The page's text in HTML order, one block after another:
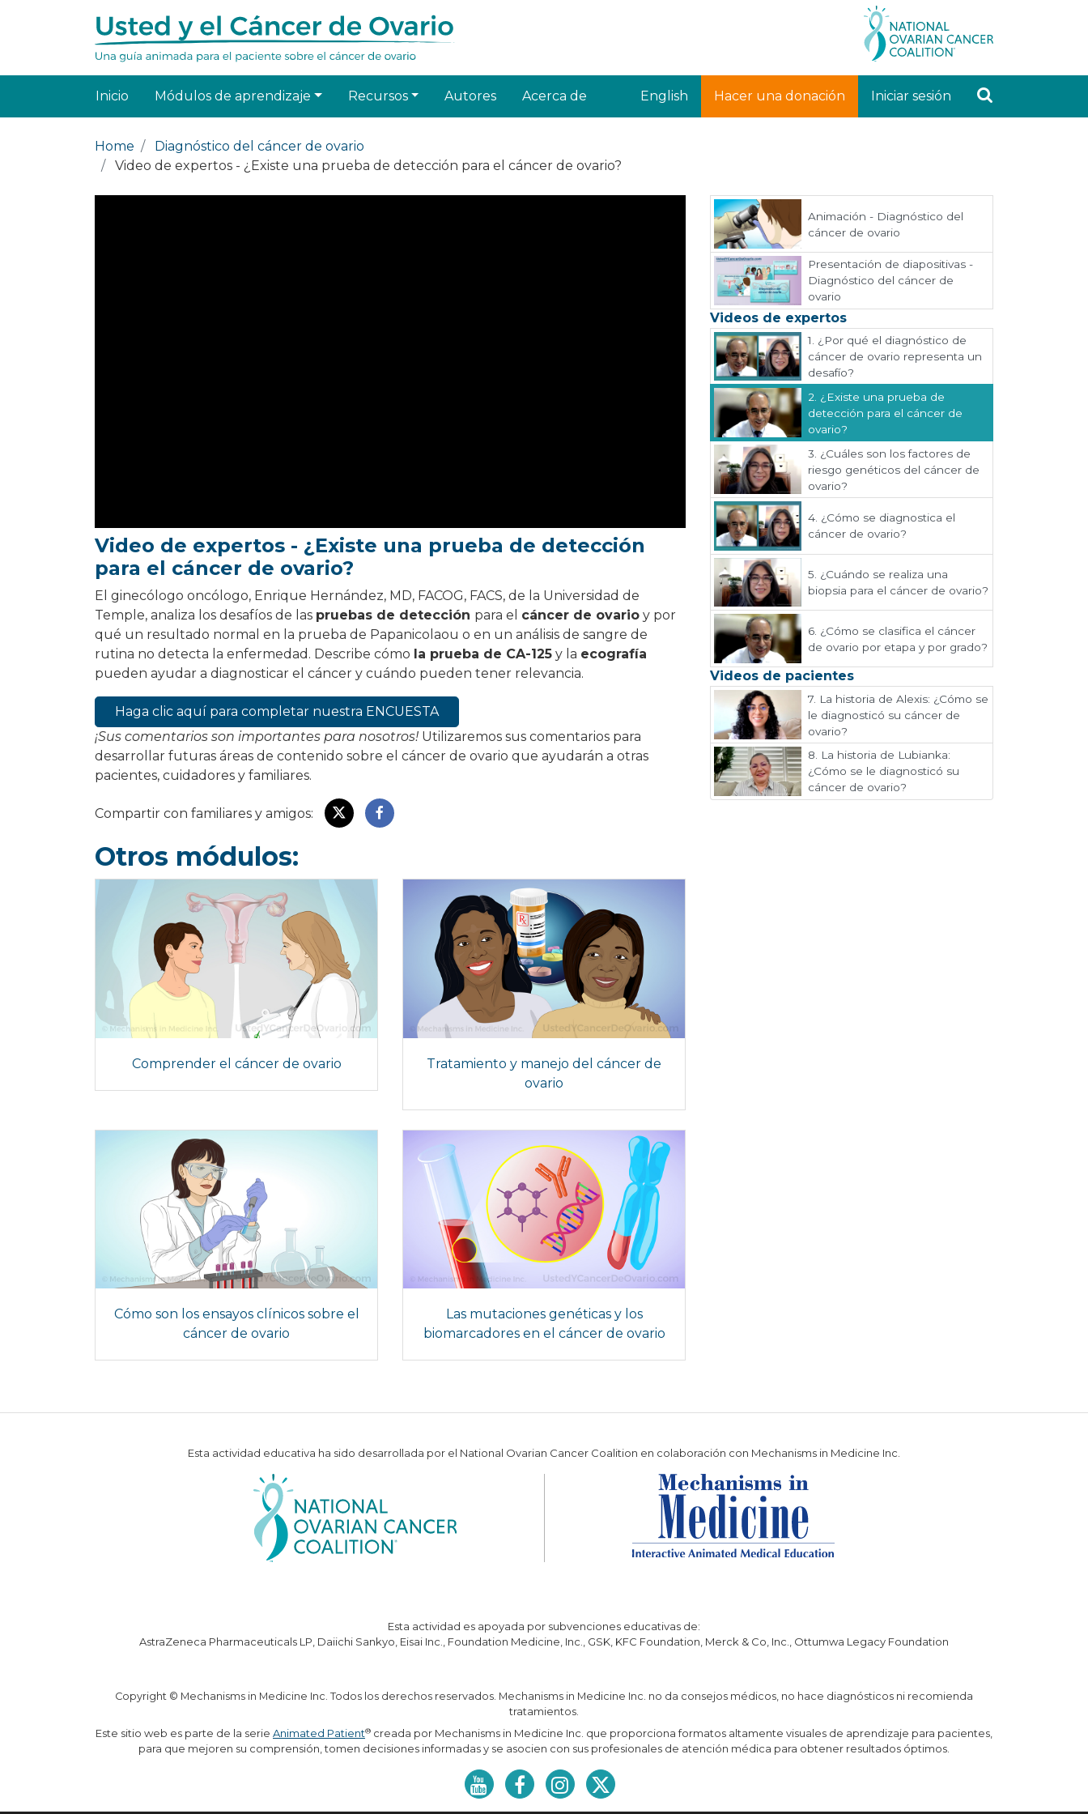
Inicio Módulos de aprendizaje Recursos Autores Acerca de English Hacer una donación Iniciar sesión
Home
Diagnóstico del cáncer de ovario
Video de expertos - ¿Existe una prueba de detección para el cáncer de ovario?
Animación - Diagnóstico del
cáncer de ovario
Presentación de diapositivas -
Diagnóstico del cáncer de
ovario
Videos de expertos
1.
¿Por qué el diagnóstico de
cáncer de ovario representa un
desafío?
2. ¿Existe una prueba de
detección para el cáncer de
ovario?
3. ¿Cuáles son los factores de
riesgo genéticos del cáncer de
ovario?
4. ¿Cómo se diagnostica el
cáncer de ovario?
5. ¿Cuándo se realiza una
biopsia para el cáncer de ovario?
6. ¿Cómo se clasifica el cáncer
de ovario por etapa y por grado?
Videos de pacientes
7. La historia de Alexis: ¿Cómo se
le diagnosticó su cáncer de
ovario?
8. La historia de Lubianka:
¿Cómo se le diagnosticó su
cáncer de ovario?
Video de expertos - ¿Existe una prueba de detección
para el cáncer de ovario?
El ginecólogo oncólogo, Enrique Hernández, MD, FACOG, FACS, de la Universidad de
Temple, analiza los desafíos de las pruebas de detección para el cáncer de ovario y por
qué un resultado normal en la prueba de Papanicolaou o en un análisis de sangre de
rutina no detecta la enfermedad. Describe cómo la prueba de CA-125 y la ecografía
pueden ayudar a diagnosticar el cáncer y cuándo pueden tener relevancia.
Haga clic aquí para completar nuestra ENCUESTA
¡Sus comentarios son importantes para nosotros! Utilizaremos sus comentarios para
desarrollar futuras áreas de contenido sobre el cáncer de ovario que ayudarán a otras
pacientes, cuidadores y familiares.
Compartir con familiares y amigos:
Otros módulos:
Comprender el cáncer de ovario
Tratamiento y manejo del cáncer de
ovario
Cómo son los ensayos clínicos sobre el
cáncer de ovario
Las mutaciones genéticas y los
biomarcadores en el cáncer de ovario
Esta actividad educativa ha sido desarrollada por el National Ovarian Cancer Coalition en colaboración con Mechanisms in Medicine Inc.
Esta actividad es apoyada por subvenciones educativas de:
AstraZeneca Pharmaceuticals LP, Daiichi Sankyo, Eisai Inc., Foundation Medicine, Inc., GSK, KFC Foundation, Merck & Co, Inc., Ottumwa Legacy Foundation
Copyright © Mechanisms in Medicine Inc. Todos los derechos reservados. Mechanisms in Medicine Inc. no da consejos médicos, no hace diagnósticos ni recomienda
tratamientos.
Este sitio web es parte de la serie Animated Patient® creada por Mechanisms in Medicine Inc. que proporciona formatos altamente visuales de aprendizaje para pacientes,
para que mejoren su comprensión, tomen decisiones informadas y se asocien con sus profesionales de atención médica para obtener resultados óptimos.